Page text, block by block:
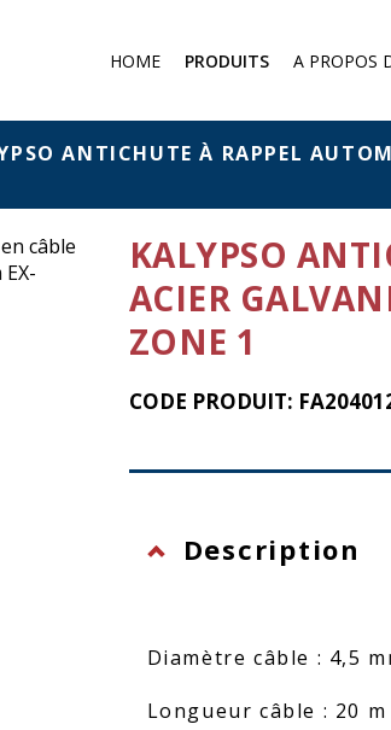
HOME PRODUITS
Protection
Protection
Protection
a height
Eye protection
A PROPOS
ANTICHUTE À RAPPEL
KALYPSO
ACIER
ZONE 1
CODE PRODUIT:
Description
Diamètre câble : 4,5
Longueur câble : 20 m